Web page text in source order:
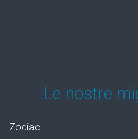
Le nostre
Zodiac